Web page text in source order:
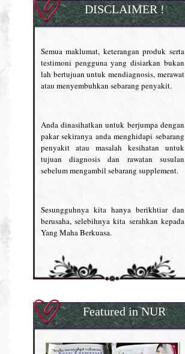
DISCLAIMER !
Semua maklumat, keterangan produk serta
testimoni pengguna yang disiarkan bukan
lah bertujuan untuk mendiagnosis, merawat
atau menyembuhkan sebarang penyakit.
Anda dinasihatkan untuk berjumpa dengan
pakar sekiranya anda menghidapi sebarang
penyakit atau masalah kesihatan untuk
tujuan diagnosis dan rawatan susulan
sebelum mengambil sebarang supplement.
Sesungguhnya kita hanya berikhtiar dan
berusaha, selebihnya kita serahkan kepada
Yang Maha Berkuasa.
Featured in NUR